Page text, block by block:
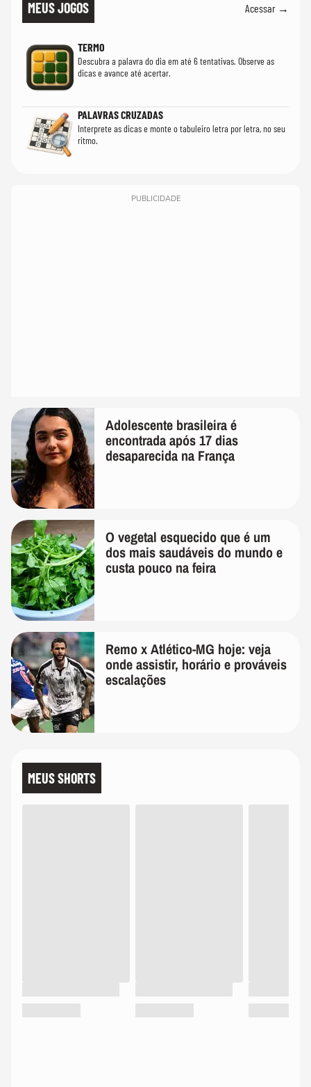
MEUS JOGOS Acessar →
TERMO
Descubra a palavra do dia em até 6 tentativas. Observe as
dicas e avance até acertar.
PALAVRAS CRUZADAS
Interprete as dicas e monte o tabuleiro letra por letra, no seu
ritmo.
PUBLICIDADE
Adolescente brasileira é
encontrada após 17 dias
desaparecida na França
O vegetal esquecido que é um
dos mais saudáveis do mundo e
custa pouco na feira
Remo x Atlético-MG hoje: veja
onde assistir, horário e prováveis
escalações
MEUS SHORTS